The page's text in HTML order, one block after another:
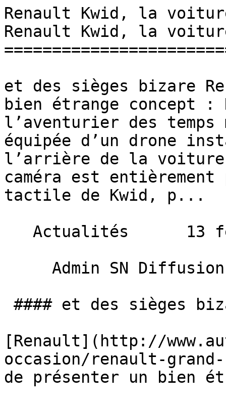
Renault Kwid, la
Renault Kwid, la
et des sièges bizare
bien étrange concept
l’aventurier des temps
équipée d’un drone
l’arrière de la
caméra est
tactile de Kwid, p...
[Renault](http://
occasion/renault-
de présenter un bien